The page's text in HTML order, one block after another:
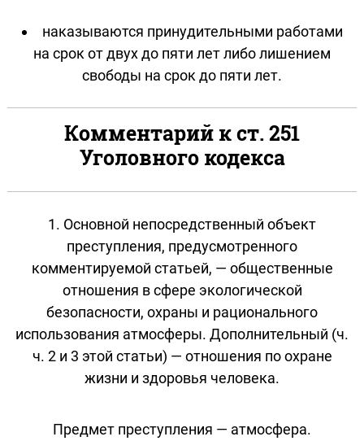
наказываются принудительными работами
на срок от двух до пяти лет либо лишением
свободы на срок до пяти лет.
Комментарий к ст. 251
Уголовного кодекса
1. Основной непосредственный объект
преступления, предусмотренного
комментируемой статьей, — общественные
отношения в сфере экологической
безопасности, охраны и рационального
использования атмосферы. Дополнительный (ч.
ч. 2 и 3 этой статьи) — отношения по охране
жизни и здоровья человека.
Предмет преступления — атмосфера.